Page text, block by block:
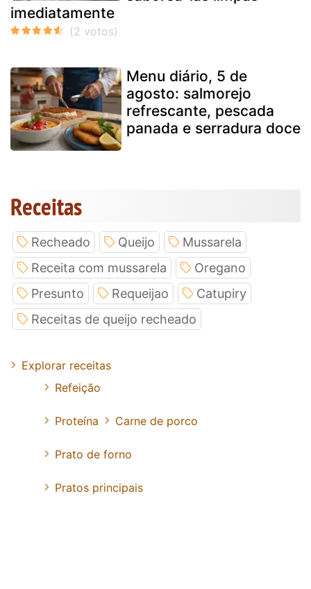
imediatamente
Menu diário, 5 de
agosto: salmorejo
refrescante, pescada
panada e serradura doce
Receitas
Recheado Queijo
Mussarela
Receita com mussarela
Oregano
Presunto
Requeijao
Catupiry
Receitas de queijo recheado
Explorar receitas
Refeição
Proteína Carne de porco
Prato de forno
Pratos principais